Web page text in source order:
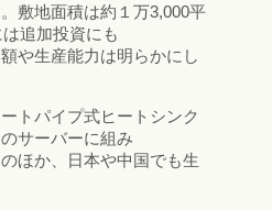
敷地面積は約１万3,000平
追加投資にも
や生産能力は明らかにし
トパイプ式ヒートシンク
サーバーに組み
ほか、日本や中国でも生